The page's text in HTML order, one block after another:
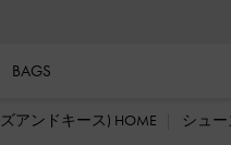
BAGS
ズアンドキース) HOME シュ